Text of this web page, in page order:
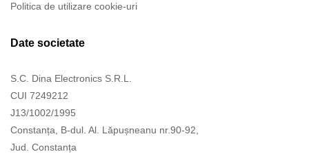
Politica de utilizare cookie-uri
Date societate
S.C. Dina Electronics S.R.L.
CUI 7249212
J13/1002/1995
Constanța, B-dul. Al. Lăpușneanu nr.90-92,
Jud. Constanța